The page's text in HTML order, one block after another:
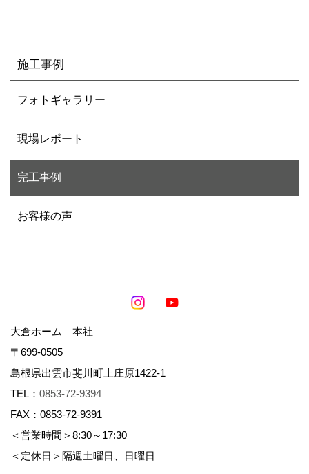
施工事例
フォトギャラリー
現場レポート
完工事例
お客様の声
大倉ホーム 本社
〒699-0505
島根県出雲市斐川町上庄原1422-1
TEL： 0853-72-9394
FAX：0853-72-9391
＜営業時間＞8:30～17:30
＜定休日＞隔週土曜日、日曜日